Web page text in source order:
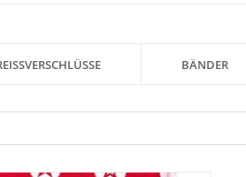
BÄNDER